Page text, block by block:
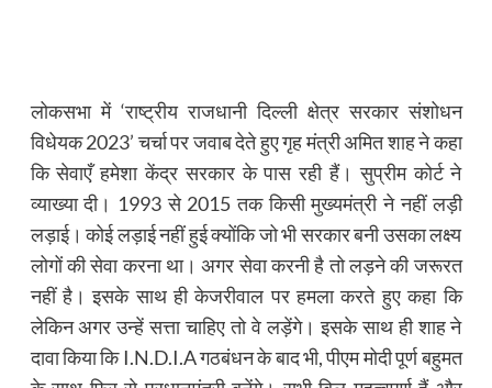
लोकसभा में ‘राष्ट्रीय राजधानी दिल्ली क्षेत्र सरकार संशोधन
विधेयक 2023’ चर्चा पर जवाब देते हुए गृह मंत्री अमित शाह ने कहा
कि सेवाएँ हमेशा केंद्र सरकार के पास रही हैं। सुप्रीम कोर्ट ने
व्याख्या दी। 1993 से 2015 तक किसी मुख्यमंत्री ने नहीं लड़ी
लड़ाई। कोई लड़ाई नहीं हुई क्योंकि जो भी सरकार बनी उसका लक्ष्य
लोगों की सेवा करना था। अगर सेवा करनी है तो लड़ने की जरूरत
नहीं है। इसके साथ ही केजरीवाल पर हमला करते हुए कहा कि
लेकिन अगर उन्हें सत्ता चाहिए तो वे लड़ेंगे। इसके साथ ही शाह ने
दावा किया कि I.N.D.I.A गठबंधन के बाद भी, पीएम मोदी पूर्ण बहुमत